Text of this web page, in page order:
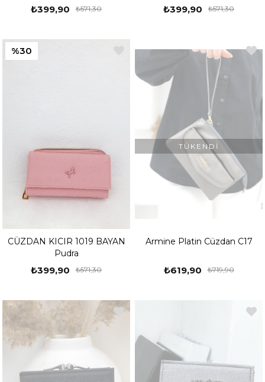
₺399,90 ₺571,30 ₺399,90 ₺571,30
CÜZDAN KICIR 1019 BAYAN
Pudra
₺399,90 ₺571,30
%30
TÜKENDI
Armine Platin Cüzdan C17
₺619,90 ₺719,90